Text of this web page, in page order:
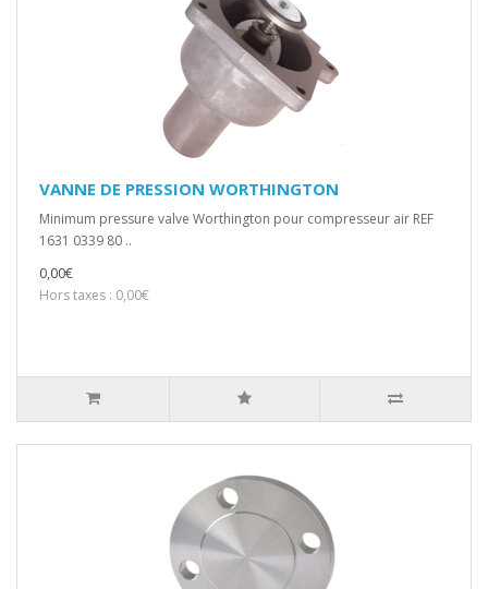
VANNE DE PRESSION WORTHINGTON
Minimum pressure valve Worthington pour compresseur air REF
1631 0339 80 ..
0,00€
Hors taxes : 0,00€